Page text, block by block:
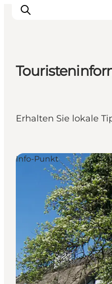
Events
Reise planen
Erhalten Sie lokale
Info-Punkt